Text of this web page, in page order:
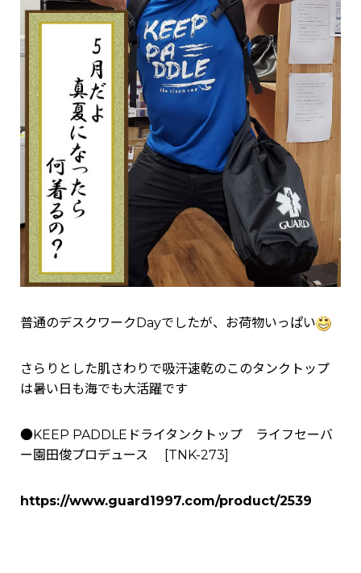
普通のデスクワークDayでしたが、お荷物いっぱい
さらりとした肌さわりで吸汗速乾のこのタンクトップ
は暑い日も海でも大活躍です
●KEEP PADDLEドライタンクトップ ライフセーバ
ー園田俊プロデュース
[TNK-273]
https://www.guard1997.com/product/2539